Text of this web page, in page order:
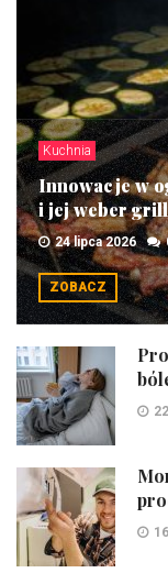
Kuchnia
Innowacje w
i jej weber
24 lipca 2026
ZOBACZ